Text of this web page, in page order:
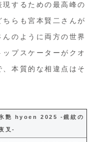
するための最高峰の
らも宮本賢二さんが
のように両方の世界
プスケーターがクオ
本質的な相違点はそ
艶 hyoen 2025 -鏡紋の
叉-